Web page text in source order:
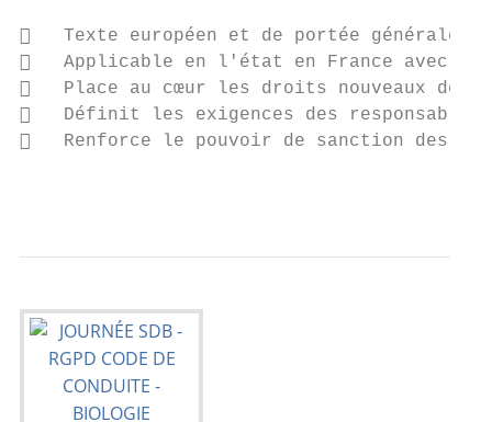
   Texte européen et de portée générale
   Applicable en l'état en France avec
   Place au cœur les droits nouveaux des
   Définit les exigences des
   Renforce le pouvoir de sanction des